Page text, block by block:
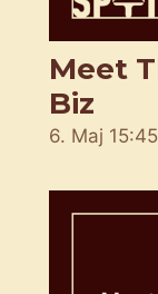
Meet
Biz
6. Maj